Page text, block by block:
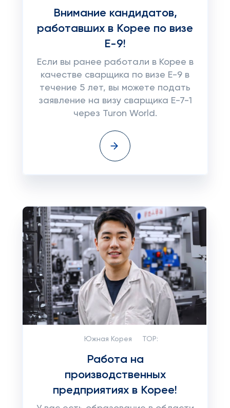
Внимание кандидатов,
работавших в Корее по визе
Е-9!
Если вы ранее работали в Корее в
качестве сварщика по визе E-9 в
течение 5 лет, вы можете подать
заявление на визу сварщика E-7-1
через Turon World.
Южная Корея TOP:
Работа на
производственных
предприятиях в Корее!